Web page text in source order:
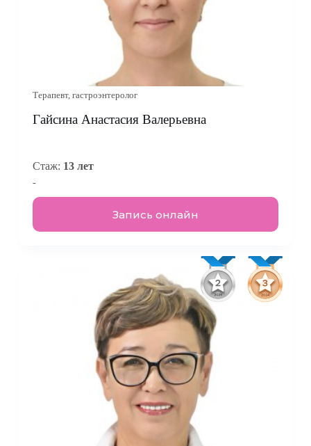
Терапевт, гастроэнтеролог
Гайсина Анастасия Валерьевна
Стаж: 13 лет
-
Запись онлайн